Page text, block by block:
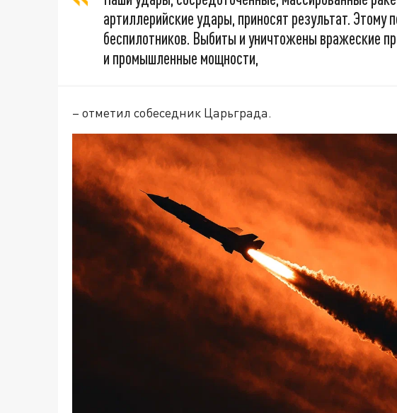
артиллерийские удары, приносят результат.
беспилотников. Выбиты и уничтожены вражеские
и промышленные мощности,
– отметил собеседник Царьграда.